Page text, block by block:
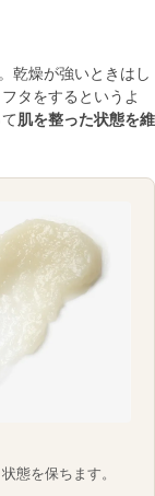
乾燥が強いときはし
タをするというよ
肌を整った状態を維
態を保ちます。